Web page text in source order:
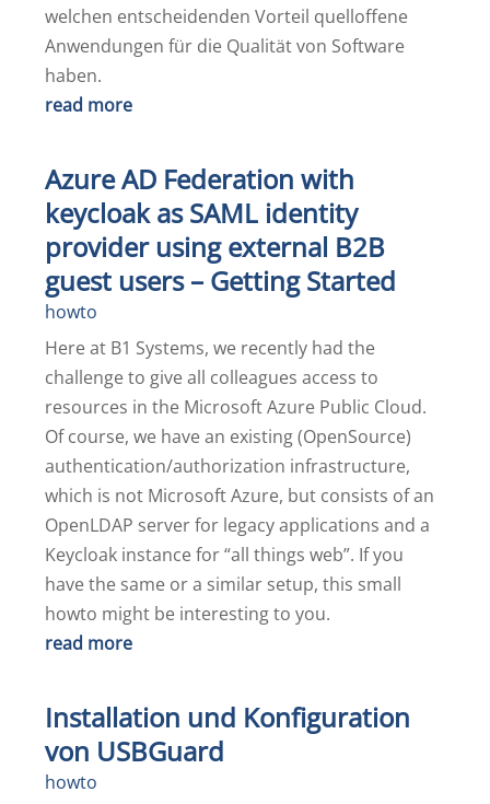
welchen entscheidenden Vorteil quelloffene
Anwendungen für die Qualität von Software
haben.
read more
Azure AD Federation with
keycloak as SAML identity
provider using external B2B
guest users – Getting Started
howto
Here at B1 Systems, we recently had the
challenge to give all colleagues access to
resources in the Microsoft Azure Public Cloud.
Of course, we have an existing (OpenSource)
authentication/authorization infrastructure,
which is not Microsoft Azure, but consists of an
OpenLDAP server for legacy applications and a
Keycloak instance for “all things web”. If you
have the same or a similar setup, this small
howto might be interesting to you.
read more
Installation und Konfiguration
von USBGuard
howto